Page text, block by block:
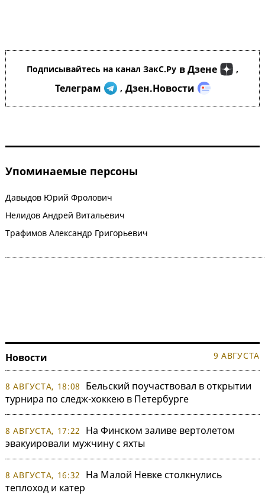
Подписывайтесь на канал ЗакС.Ру в Дзене ,
Телеграм , Дзен.Новости
Упоминаемые персоны
Давыдов Юрий Фролович
Нелидов Андрей Витальевич
Трафимов Александр Григорьевич
Новости 9 АВГУСТА
8 АВГУСТА, 18:08
Бельский поучаствовал в открытии
турнира по следж-хоккею в Петербурге
8 АВГУСТА, 17:22
На Финском заливе вертолетом
эвакуировали мужчину с яхты
8 АВГУСТА, 16:32
На Малой Невке столкнулись
теплоход и катер